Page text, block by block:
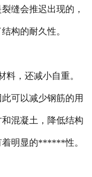
缝会推迟出现的，
构的耐久性。
料，还减小自重。
可以减少钢筋的用
混凝土，降低结构
明显的******性。